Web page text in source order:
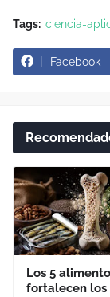
Tags: ciencia-
Facebook
Los 5
fortalecen los